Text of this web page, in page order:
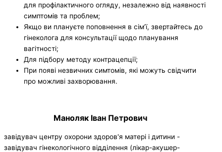
для профілактичного огляду, незалежно від наявності
симптомів та проблем;
Якщо ви плануєте поповнення в сімʼї, звертайтесь до
гінеколога для консультації щодо планування
вагітності;
Для підбору методу контрацепції;
При появі незвичних симтомів, які можуть свідчити
про можливі захворювання.
Маноляк Іван Петрович
завідувач центру охорони здоров'я матері і дитини -
завідувач гінекологічного відділення (лікар-акушер-